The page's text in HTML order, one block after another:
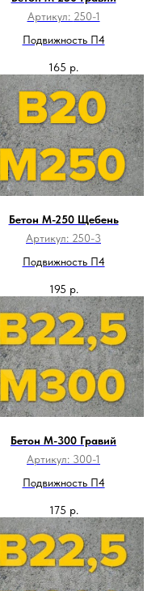
Артикул: 250-1
Подвижность П4
165 р.
Бетон М-250 Щебень
Артикул: 250-3
Подвижность П4
195 р.
Бетон М-300 Гравий
Артикул: 300-1
Подвижность П4
175 р.